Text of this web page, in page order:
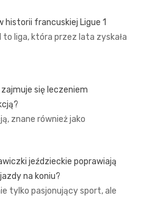
historii francuskiej Ligue 1
to liga, która przez lata zyskała
się leczeniem
znane również jako
jeździeckie poprawiają
na koniu?
tylko pasjonujący sport, ale